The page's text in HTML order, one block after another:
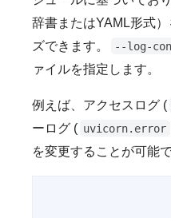
辞書またはYAML形式
ズできます。
--log-
ァイルを指定します。
例えば、アクセスログ (
ーログ ( uvicorn.error
を変更することが可能で